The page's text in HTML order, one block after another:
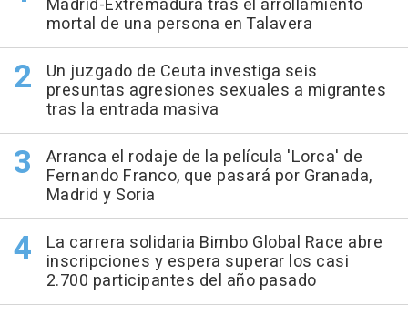
Madrid-Extremadura tras el arrollamiento
mortal de una persona en Talavera
Un juzgado de Ceuta investiga seis
presuntas agresiones sexuales a migrantes
tras la entrada masiva
Arranca el rodaje de la película 'Lorca' de
Fernando Franco, que pasará por Granada,
Madrid y Soria
La carrera solidaria Bimbo Global Race abre
inscripciones y espera superar los casi
2.700 participantes del año pasado